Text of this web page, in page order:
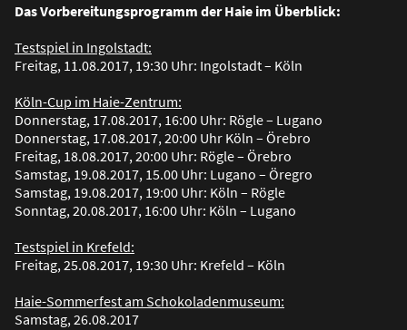
Das Vorbereitungsprogramm der Haie im Überblick:
Testspiel in Ingolstadt:
Freitag, 11.08.2017, 19:30 Uhr: Ingolstadt – Köln
Köln-Cup im Haie-Zentrum:
Donnerstag, 17.08.2017, 16:00 Uhr: Rögle – Lugano
Donnerstag, 17.08.2017, 20:00 Uhr Köln – Örebro
Freitag, 18.08.2017, 20:00 Uhr: Rögle – Örebro
Samstag, 19.08.2017, 15.00 Uhr: Lugano – Öregro
Samstag, 19.08.2017, 19:00 Uhr: Köln – Rögle
Sonntag, 20.08.2017, 16:00 Uhr: Köln – Lugano
Testspiel in Krefeld:
Freitag, 25.08.2017, 19:30 Uhr: Krefeld – Köln
Haie-Sommerfest am Schokoladenmuseum:
Samstag, 26.08.2017